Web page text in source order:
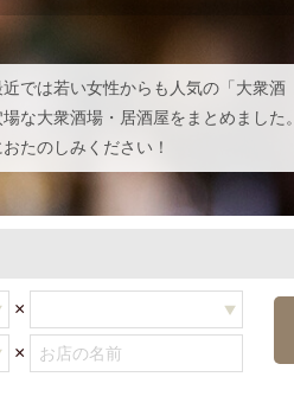
では若い女性からも人気の「大衆酒
な大衆酒場・居酒屋をまとめました。
たのしみください！
×
×